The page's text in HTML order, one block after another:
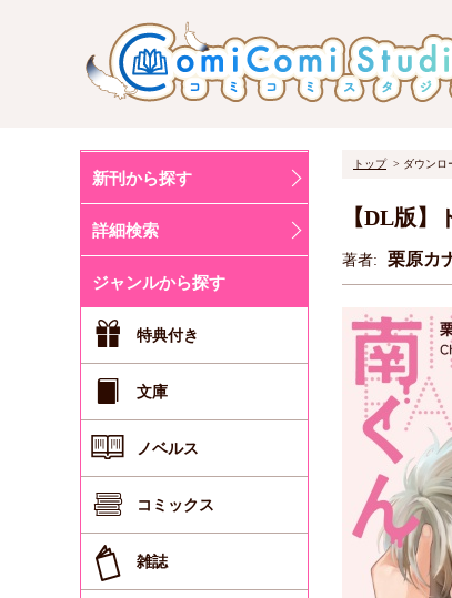
新刊から探す
詳細検索
ジャンルから探す
特典付き
文庫
ノベルス
コミックス
雑誌
トップ ダウンロ
【DL版
著者: 栗原カ